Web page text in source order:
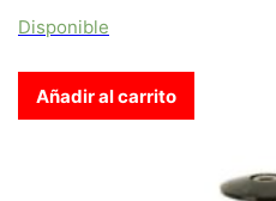
Disponible
Añadir al carrito